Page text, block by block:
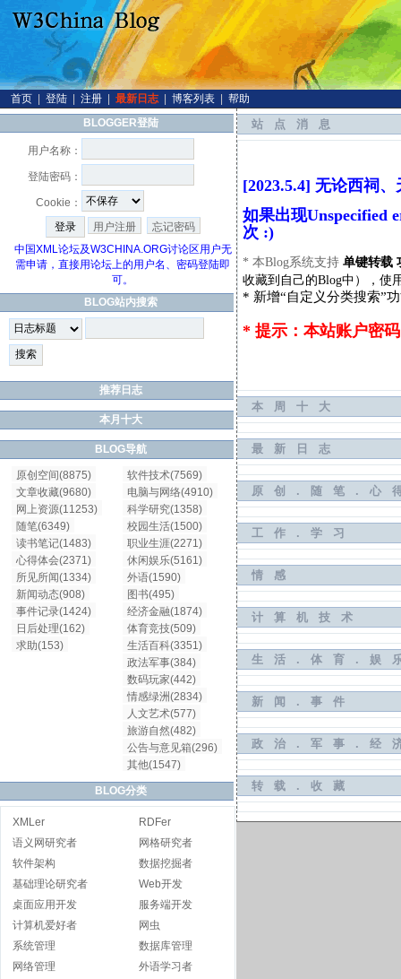
首页 登陆 注册 最新日志 博客列表
帮助
BLOGGER登陆
用户名称：
登陆密码：
Cookie：
用户注册
忘记密码
中国XML论坛及W3CHINA.ORG讨论区用户无
需申请，直接用论坛上的用户名、密码登陆即
可。
BLOG站内搜索
推荐日志
本月十大
BLOG导航
原创空间(8875)
文章收藏(9680)
网上资源(11253)
随笔(6349)
读书笔记(1483)
心得体会(2371)
所见所闻(1334)
新闻动态(908)
事件记录(1424)
日后处理(162)
求助(153)
软件技术(7569)
电脑与网络(4910)
科学研究(1358)
校园生活(1500)
职业生涯(2271)
休闲娱乐(5161)
外语(1590)
图书(495)
经济金融(1874)
体育竞技(509)
生活百科(3351)
政法军事(384)
数码玩家(442)
情感绿洲(2834)
人文艺术(577)
旅游自然(482)
公告与意见箱(296)
其他(1547)
BLOG分类
XMLer
RDFer
语义网研究者
网格研究者
软件架构
数据挖掘者
基础理论研究者
Web开发
桌面应用开发
服务端开发
计算机爱好者
网虫
系统管理
数据库管理
网络管理
外语学习者
站点消息
[2023.5.4] 无论西祠
如果出现Unspecified
次 :)
* 本Blog系统支持 单键转载
收藏到自己的Blog中），使
* 新增“自定义分类搜索”
* 提示：本站账户密
本周十大
最新日志
原创.随笔.心
工作.学习
情感
计算机技术
生活.体育.娱
新闻.事件
政治.军事.经
转载.收藏